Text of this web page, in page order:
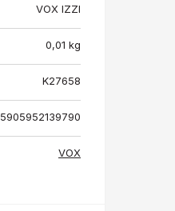
VOX IZZI
0,01 kg
K27658
5905952139790
VOX